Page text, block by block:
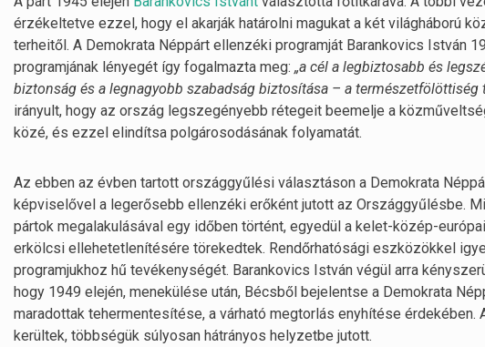
érzékeltetve ezzel, hogy el akarják határolni magukat a két világháború
terheitől. A Demokrata Néppárt ellenzéki programját Barankovics István
programjának lényegét így fogalmazta meg: „a cél a legbiztosabb és
biztonság és a legnagyobb szabadság biztosítása – a természetfölöttiség
irányult, hogy az ország legszegényebb rétegeit beemelje a
közé, és ezzel elindítsa polgárosodásának folyamatát.
Az ebben az évben tartott országgyűlési választáson a Demokrata
képviselővel a legerősebb ellenzéki erőként jutott az Országgyűlésbe.
pártok megalakulásával egy időben történt, egyedül a kelet-közép-
erkölcsi ellehetetlenítésére törekedtek. Rendőrhatósági eszközökkel
programjukhoz hű tevékenységét. Barankovics István végül arra
hogy 1949 elején, menekülése után, Bécsből bejelentse a Demokrata
maradottak tehermentesítése, a várható megtorlás enyhítése
kerültek, többségük súlyosan hátrányos helyzetbe jutott.